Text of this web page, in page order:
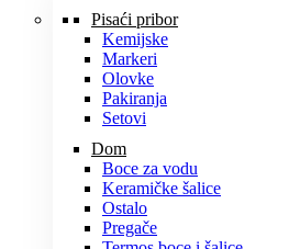
Pisaći pribor
Kemijske
Markeri
Olovke
Pakiranja
Setovi
Dom
Boce za vodu
Keramičke šalice
Ostalo
Pregače